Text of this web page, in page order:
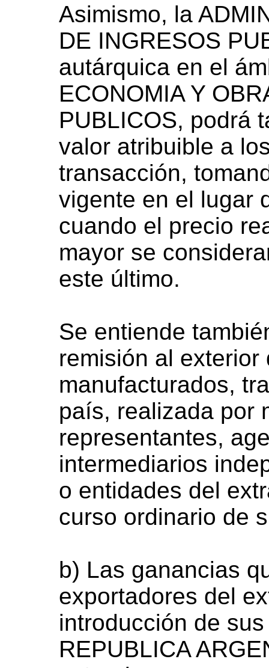
Asimismo, la
DE INGRESOS
autárquica en el
ECONOMIA Y
PUBLICOS, podrá
valor atribuible a
transacción,
vigente en el lugar
cuando el precio
mayor se
este último.
Se entiende
remisión al
manufacturados,
país, realizada por
representantes,
intermediarios
o entidades del
curso ordinario de
b) Las ganancias
exportadores del
introducción de
REPUBLICA